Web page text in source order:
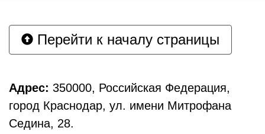
Перейти к началу страницы
Адрес: 350000, Российская Федерация,
город Краснодар, ул. имени Митрофана
Седина, 28.